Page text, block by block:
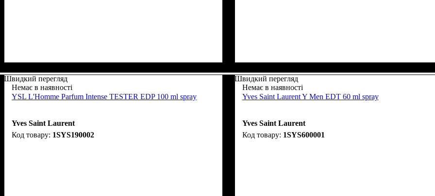
Швидкий перегляд
Немає в наявності
YSL L'Homme Parfum Intense TESTER EDP 100 ml spray
Yves Saint Laurent
1SYS190002
Швидкий перегляд
Немає в наявності
Yves Saint Laurent Y Men EDT 60 ml spray
Yves Saint Laurent
1SYS600001